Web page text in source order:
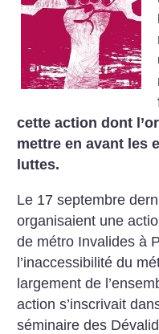
cette action dont
mettre en avant les
luttes.
Le 17 septembre
organisaient une
de métro Invalides à
l’inaccessibilité du
largement de
action s’inscrivait
séminaire des